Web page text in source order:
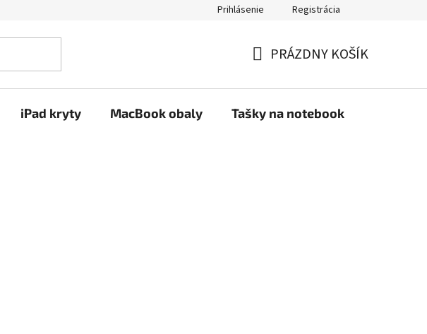
Prihlásenie Registrácia
KOŠÍK
PRÁZDNY KOŠÍK
iPad kryty MacBook obaly Tašky na notebook